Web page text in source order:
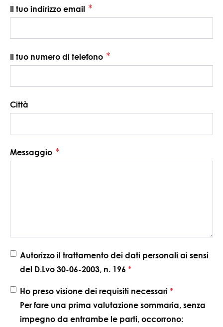
Il tuo indirizzo email *
Il tuo numero di telefono *
Città
Messaggio *
Autorizzo il trattamento dei dati personali ai sensi
del D.Lvo 30-06-2003, n. 196 *
Ho preso visione dei requisiti necessari *
Per fare una prima valutazione sommaria, senza
impegno da entrambe le parti, occorrono: